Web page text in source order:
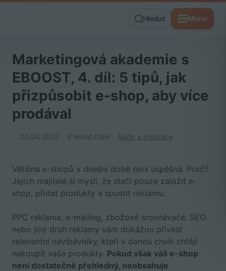
Hledat Menu
Marketingová akademie s
EBOOST, 4. díl: 5 tipů, jak
přizpůsobit e-shop, aby více
prodával
20.04.2023 6 minut čtení Rady a inspirace
Většina e-shopů v dnešní době není úspěšná. Proč?
Jejich majitelé si myslí, že stačí pouze založit e-
shop, přidat produkty a spustit reklamu.
PPC reklama, e-mailing, zbožové srovnávače, SEO
nebo jiný druh reklamy vám dokážou přivést
relevantní návštěvníky, kteří v danou chvíli chtějí
nakoupit vaše produkty. Pokud však váš e-shop
není dostatečně přehledný, neobsahuje